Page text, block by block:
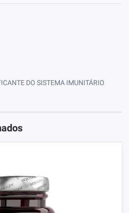
DO SISTEMA IMUNITÁRIO